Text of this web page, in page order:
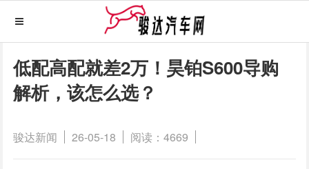
低配高配就差2万！昊铂S600导购
解析，该怎么选？
骏达新闻 26-05-18 阅读：4669